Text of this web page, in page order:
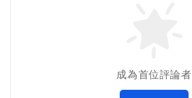
成為首位評論者